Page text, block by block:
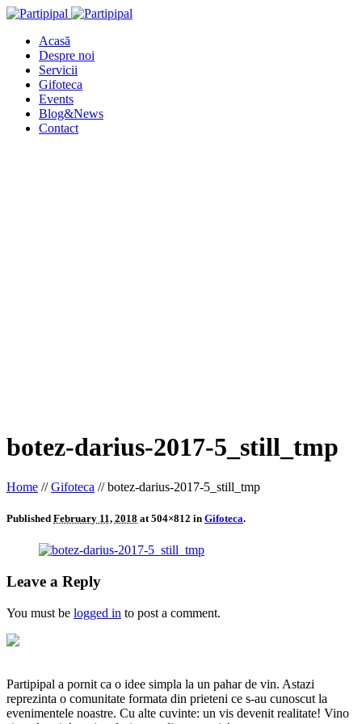
Acasă
Despre noi
Servicii
Gifoteca
Events
Blog&News
Contact
botez-darius-2017-5_still_tmp
Home //Gifoteca //botez-darius-2017-5_still_tmp
Published February 11, 2018 at 504×812 in Gifoteca.
Leave a Reply
You must be logged in to post a comment.
Partipipal a pornit ca o idee simpla la un pahar de vin. Astazi
reprezinta o comunitate formata din prieteni ce s-au cunoscut la
evenimentele noastre. Cu alte cuvinte: un vis devenit realitate! Vino